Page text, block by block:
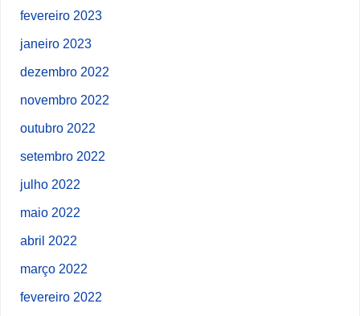
fevereiro 2023
janeiro 2023
dezembro 2022
novembro 2022
outubro 2022
setembro 2022
julho 2022
maio 2022
abril 2022
março 2022
fevereiro 2022